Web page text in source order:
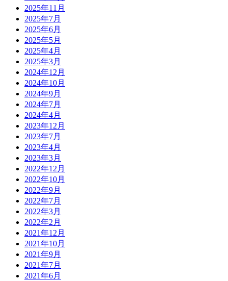
2025年11月
2025年7月
2025年6月
2025年5月
2025年4月
2025年3月
2024年12月
2024年10月
2024年9月
2024年7月
2024年4月
2023年12月
2023年7月
2023年4月
2023年3月
2022年12月
2022年10月
2022年9月
2022年7月
2022年3月
2022年2月
2021年12月
2021年10月
2021年9月
2021年7月
2021年6月